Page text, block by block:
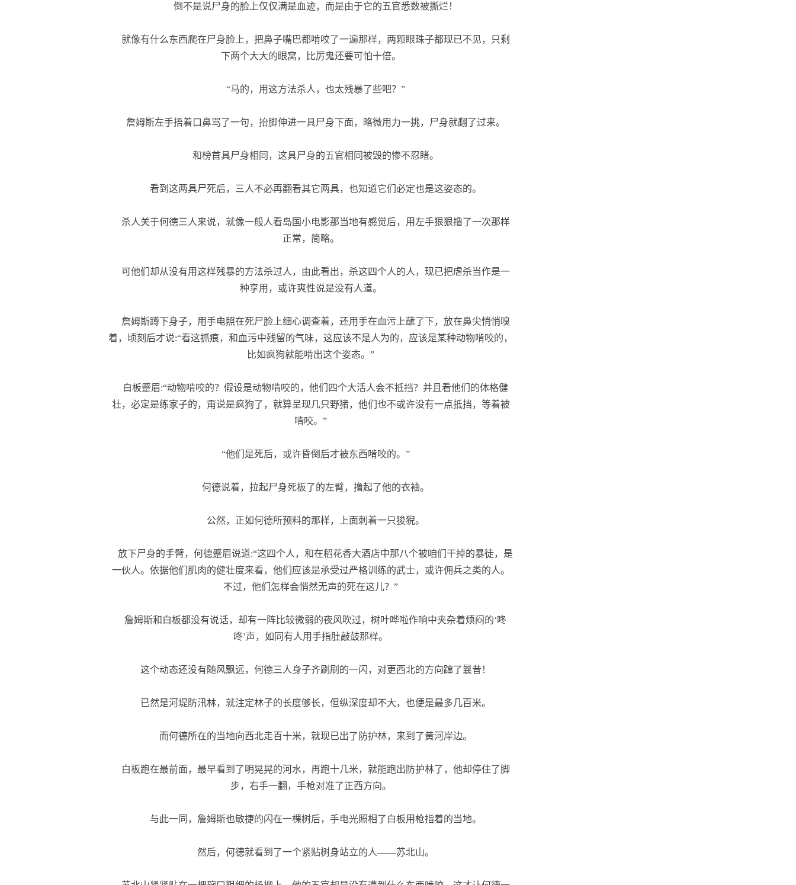
倒不是说尸身的脸上仅仅满是血迹，而是由于它的五官悉数被撕烂！
就像有什么东西爬在尸身脸上，把鼻子嘴巴都啃咬了一遍那样，两颗眼珠子都现已不见，只剩
下两个大大的眼窝，比厉鬼还要可怕十倍。
“马的，用这方法杀人，也太残暴了些吧？”
詹姆斯左手捂着口鼻骂了一句，抬脚伸进一具尸身下面，略微用力一挑，尸身就翻了过来。
和榜首具尸身相同，这具尸身的五官相同被毁的惨不忍睹。
看到这两具尸死后，三人不必再翻看其它两具，也知道它们必定也是这姿态的。
杀人关于何德三人来说，就像一般人看岛国小电影那当地有感觉后，用左手狠狠撸了一次那样
正常，简略。
可他们却从没有用这样残暴的方法杀过人，由此看出，杀这四个人的人，现已把虐杀当作是一
种享用，或许爽性说是没有人道。
詹姆斯蹲下身子，用手电照在死尸脸上细心调查着，还用手在血污上蘸了下，放在鼻尖悄悄嗅
着，顷刻后才说:“看这抓痕，和血污中残留的气味，这应该不是人为的，应该是某种动物啃咬的，
比如疯狗就能啃出这个姿态。”
白板蹙眉:“动物啃咬的？假设是动物啃咬的，他们四个大活人会不抵挡？并且看他们的体格健
壮，必定是练家子的，甭说是疯狗了，就算呈现几只野猪，他们也不或许没有一点抵挡，等着被
啃咬。”
“他们是死后，或许昏倒后才被东西啃咬的。”
何德说着，拉起尸身死板了的左臂，撸起了他的衣袖。
公然，正如何德所预料的那样，上面刺着一只狻猊。
放下尸身的手臂，何德蹙眉说道:“这四个人，和在稻花香大酒店中那八个被咱们干掉的暴徒，是
一伙人。依据他们肌肉的健壮度来看，他们应该是承受过严格训练的武士，或许佣兵之类的人。
不过，他们怎样会悄然无声的死在这儿？”
詹姆斯和白板都没有说话，却有一阵比较微弱的夜风吹过，树叶哗啦作响中夹杂着烦闷的‘咚
咚’声，如同有人用手指肚敲鼓那样。
这个动态还没有随风飘远，何德三人身子齐刷刷的一闪，对更西北的方向蹿了曩昔！
已然是河堤防汛林，就注定林子的长度够长，但纵深度却不大，也便是最多几百米。
而何德所在的当地向西北走百十米，就现已出了防护林，来到了黄河岸边。
白板跑在最前面，最早看到了明晃晃的河水，再跑十几米，就能跑出防护林了，他却停住了脚
步，右手一翻，手枪对准了正西方向。
与此一同，詹姆斯也敏捷的闪在一棵树后，手电光照相了白板用枪指着的当地。
然后，何德就看到了一个紧贴树身站立的人——苏北山。